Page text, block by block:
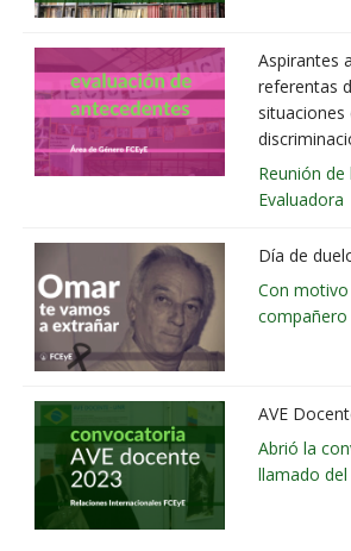
Aspirantes
referentas
situaciones
Reunión
Evaluadora
Día de
Con
compañero
AVE
Abrió la
llamado